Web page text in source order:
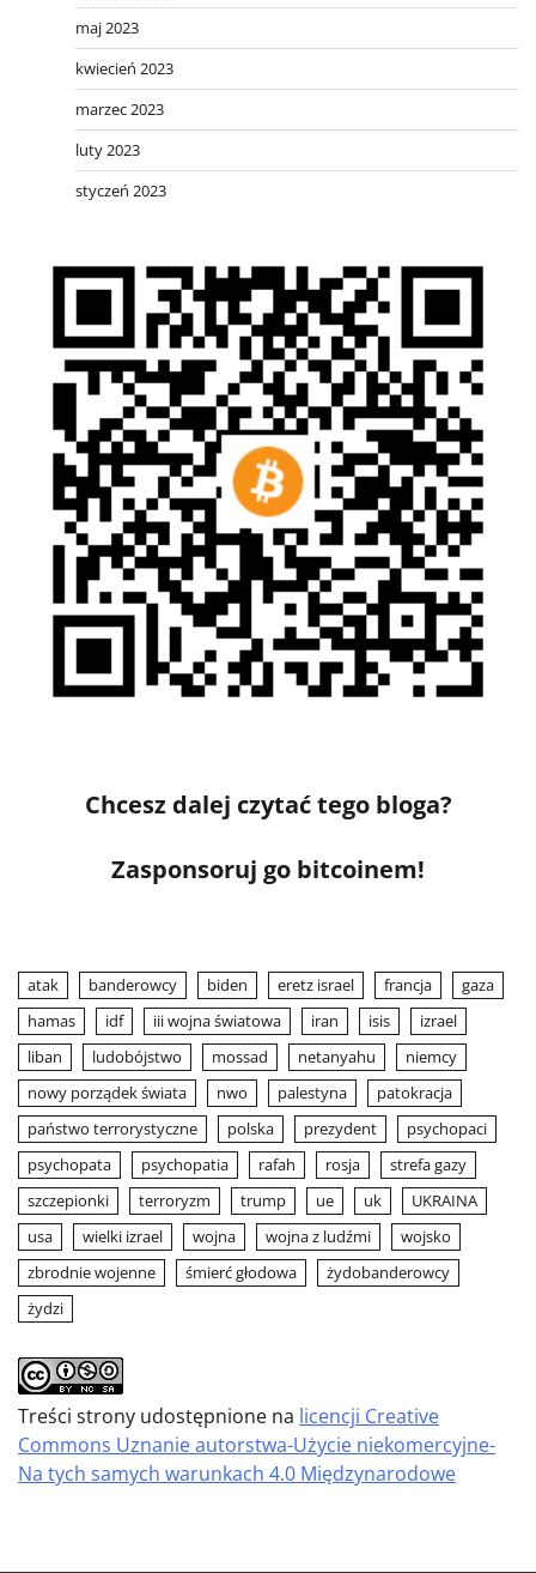
maj 2023
kwiecień 2023
marzec 2023
luty 2023
styczeń 2023
Chcesz dalej czytać tego bloga?
Zasponsoruj go bitcoinem!
atak banderowcy biden eretz israel francja
gaza
hamas
idf iii wojna światowa iran isis
izrael
liban
ludobójstwo mossad netanyahu
niemcy
nowy porządek świata
nwo palestyna
patokracja
państwo terrorystyczne
polska prezydent
psychopaci
psychopata
psychopatia rafah rosja
strefa gazy
szczepionki
terroryzm trump ue uk
UKRAINA
usa
wielki izrael wojna wojna z ludźmi
wojsko
zbrodnie wojenne
śmierć głodowa
żydobanderowcy
żydzi
Treści strony udostępnione na licencji Creative
Commons Uznanie autorstwa-Użycie niekomercyjne-
Na tych samych warunkach 4.0 Międzynarodowe